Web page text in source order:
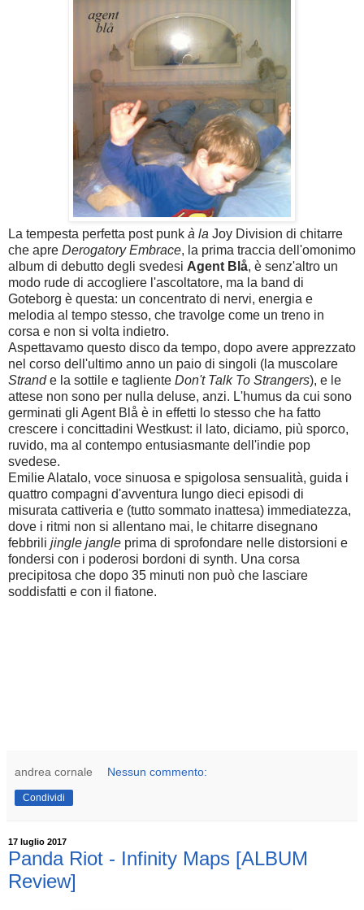
La tempesta perfetta post punk à la Joy Division di chitarre
che apre Derogatory Embrace, la prima traccia dell'omonimo
album di debutto degli svedesi Agent Blå, è senz'altro un
modo rude di accogliere l'ascoltatore, ma la band di
Goteborg è questa: un concentrato di nervi, energia e
melodia al tempo stesso, che travolge come un treno in
corsa e non si volta indietro.
Aspettavamo questo disco da tempo, dopo avere apprezzato
nel corso dell'ultimo anno un paio di singoli (la muscolare
Strande la sottile e tagliente Don't Talk To Strangers), e le
attese non sono per nulla deluse, anzi. L'humus da cui sono
germinati gli Agent Blå è in effetti lo stesso che ha fatto
crescere i concittadini Westkust: il lato, diciamo, più sporco,
ruvido, ma al contempo entusiasmante dell'indie pop
svedese.
Emilie Alatalo, voce sinuosa e spigolosa sensualità, guida i
quattro compagni d'avventura lungo dieci episodi di
misurata cattiveria e (tutto sommato inattesa) immediatezza,
dove i ritmi non si allentano mai, le chitarre disegnano
febbrili jingle jangle prima di sprofondare nelle distorsioni e
fondersi con i poderosi bordoni di synth. Una corsa
precipitosa che dopo 35 minuti non può che lasciare
soddisfatti e con il fiatone.
andrea cornale Nessun commento:
Condividi
17 luglio 2017
Panda Riot - Infinity Maps [ALBUM
Review]